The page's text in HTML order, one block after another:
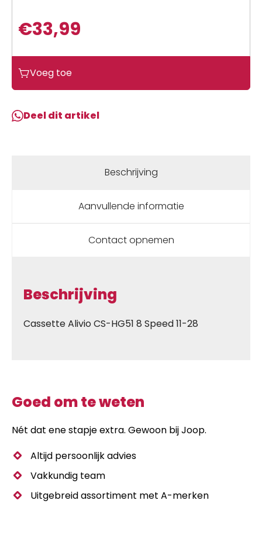
€33,99
Voeg toe
Deel dit artikel
Beschrijving
Aanvullende informatie
Contact opnemen
Beschrijving
Cassette Alivio CS-HG51 8 Speed 11-28
Goed om te weten
Nét dat ene stapje extra. Gewoon bij Joop.
Altijd persoonlijk advies
Vakkundig team
Uitgebreid assortiment met A-merken